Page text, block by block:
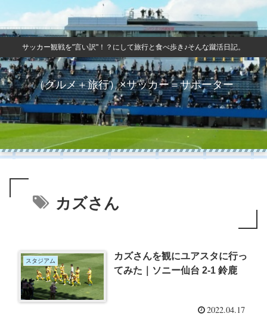
サッカー観戦を"言い訳"！？にして旅行と食べ歩き♪そんな蹴活日記。
（グルメ＋旅行）×サッカー＝サポーター
カズさん
スタジアム
カズさんを観にユアスタに行っ
てみた｜ソニー仙台 2-1 鈴鹿
2022.04.17